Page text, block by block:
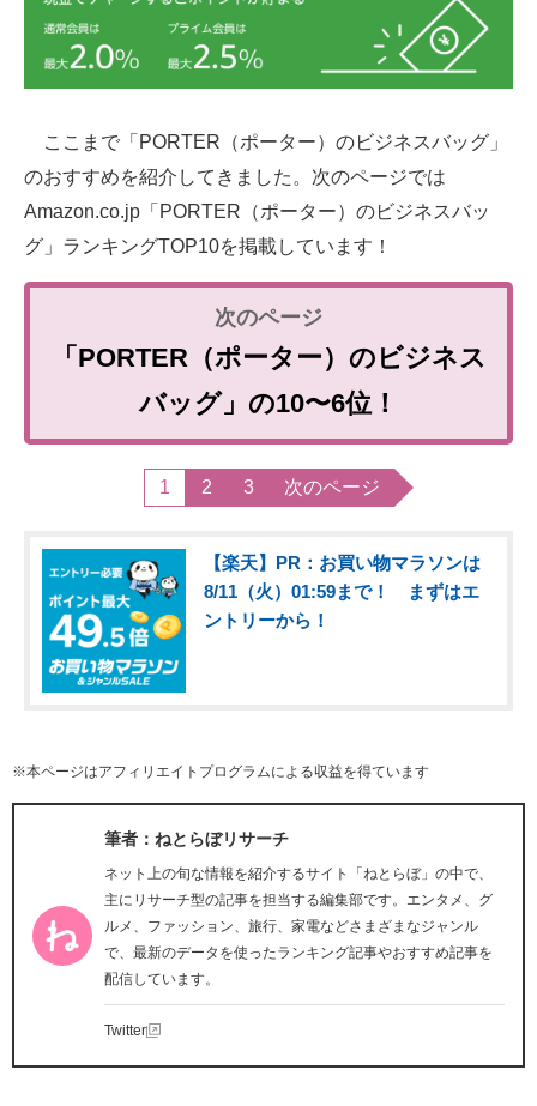
ここまで「PORTER（ポーター）のビジネスバッグ」
のおすすめを紹介してきました。次のページでは
Amazon.co.jp「PORTER（ポーター）のビジネスバッ
グ」ランキングTOP10を掲載しています！
「PORTER（ポーター）のビジネス
バッグ」の10〜6位！
1 2 3 次のページ
【楽天】PR：お買い物マラソンは
8/11（火）01:59まで！ まずはエ
ントリーから！
※本ページはアフィリエイトプログラムによる収益を得ています
筆者：ねとらぼリサーチ
ネット上の旬な情報を紹介するサイト「ねとらぼ」の中で、
主にリサーチ型の記事を担当する編集部です。エンタメ、グ
ルメ、ファッション、旅行、家電などさまざまなジャンル
で、最新のデータを使ったランキング記事やおすすめ記事を
配信しています。
Twitter